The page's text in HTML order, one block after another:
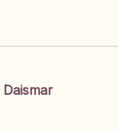
Daismar